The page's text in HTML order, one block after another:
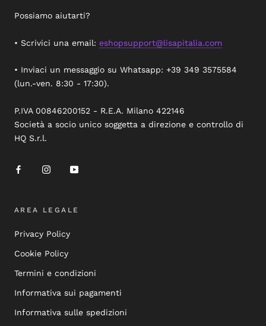
Possiamo aiutarti?
• Scrivici una email: eshopsupport@lisapitalia.com
• Inviaci un messaggio su Whatsapp: +39 349 3575584
(lun.-ven. 8:30 - 17:30).
P.IVA 00846200152 - R.E.A. Milano 422146
Società a socio unico soggetta a direzione e controllo di
HQ S.r.l.
AREA LEGALE
Privacy Policy
Cookie Policy
Termini e condizioni
Informativa sui pagamenti
Informativa sulle spedizioni